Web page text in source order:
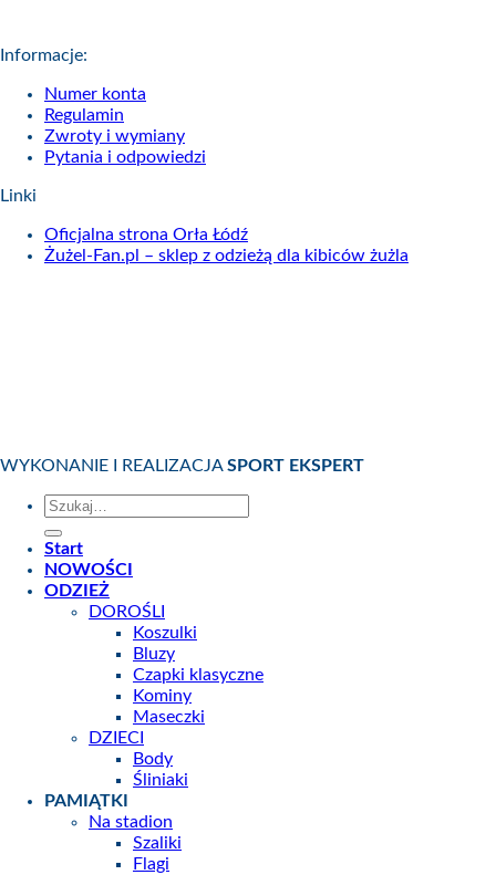
Informacje:
Numer konta
Regulamin
Zwroty i wymiany
Pytania i odpowiedzi
Linki
Oficjalna strona Orła Łódź
Żużel-Fan.pl – sklep z odzieżą dla kibiców żużla
WYKONANIE I REALIZACJASPORT EKSPERT
Szukaj:
Start
NOWOŚCI
ODZIEŻ
DOROŚLI
Koszulki
Bluzy
Czapki klasyczne
Kominy
Maseczki
DZIECI
Body
Śliniaki
PAMIĄTKI
Na stadion
Szaliki
Flagi